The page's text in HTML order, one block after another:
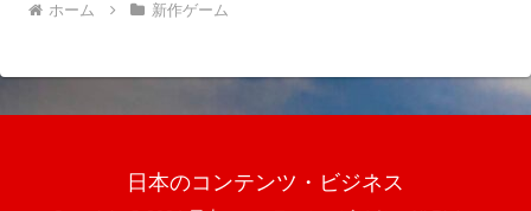
ホーム 新作ゲーム
日本のコンテンツ・ビジネス